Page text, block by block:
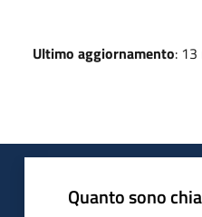
Ultimo aggiornamento:
Quanto sono